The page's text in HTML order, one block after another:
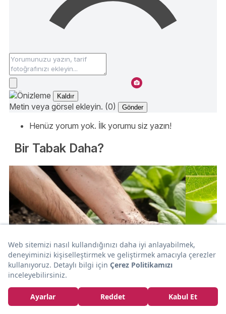
Kaldır
Metin veya görsel ekleyin. (0) Gönder
Henüz yorum yok. İlk yorumu siz yazın!
Bir Tabak Daha?